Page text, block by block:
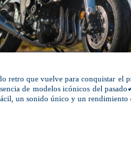
retro que vuelve para conquistar el
de modelos icónicos del
un sonido único y un